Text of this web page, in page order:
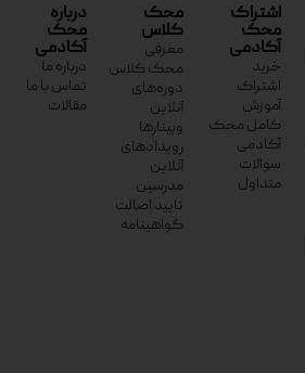
اشتراک
محک
آکادمی
خرید
اشتراک
آموزش
کامل محک
آکادمی
سوالات
متداول
محک
کلاس
معرفی
محک کلاس
دوره‌های
آنلاین
وبینارها
رویدادهای
آنلاین
مدرسین
تایید اصالت
گواهینامه
درباره
محک
آکادمی
درباره ما
تماس با ما
مقالات